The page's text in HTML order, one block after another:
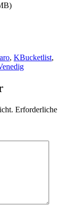
, KBucketlist,
Erforderliche